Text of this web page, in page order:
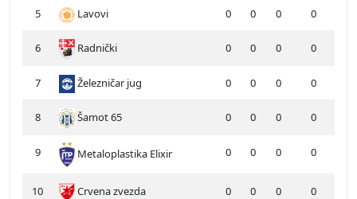
5 Lavovi 0 0 0 0
6 Radnički 0 0 0 0
7 Železničar jug 0 0 0 0
8 Šamot 65 0 0 0 0
9 Metaloplastika Elixir 0 0 0 0
10 Crvena zvezda 0 0 0 0